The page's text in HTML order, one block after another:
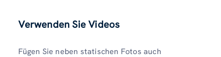
Verwenden Sie Videos
Fügen Sie neben statischen Fotos auch